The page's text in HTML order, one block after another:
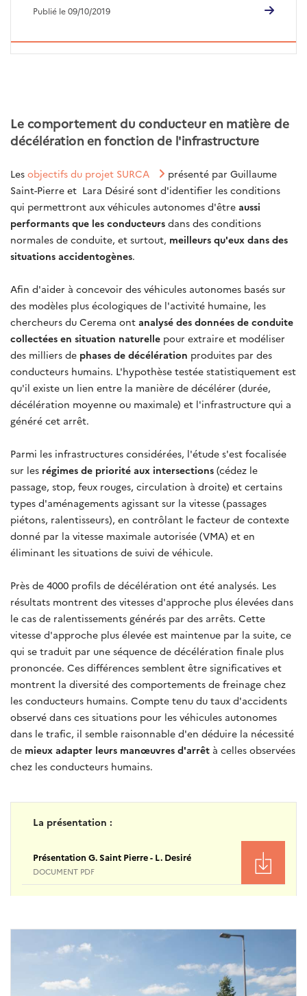
Publié le 09/10/2019
Le comportement du conducteur en matière de
décélération en fonction de l'infrastructure
Les objectifs du projet SURCA
présenté par Guillaume
Saint-Pierre et Lara Désiré sont d'identifier les conditions
qui permettront aux véhicules autonomes d'être aussi
performants que les conducteurs dans des conditions
normales de conduite, et surtout, meilleurs qu'eux dans des
situations accidentogènes.
Afin d'aider à concevoir des véhicules autonomes basés sur
des modèles plus écologiques de l'activité humaine, les
chercheurs du Cerema ont analysé des données de conduite
collectées en situation naturelle pour extraire et modéliser
des milliers de phases de décélération produites par des
conducteurs humains. L'hypothèse testée statistiquement est
qu'il existe un lien entre la manière de décélérer (durée,
décélération moyenne ou maximale) et l'infrastructure qui a
généré cet arrêt.
Parmi les infrastructures considérées, l'étude s'est focalisée
sur les régimes de priorité aux intersections (cédez le
passage, stop, feux rouges, circulation à droite) et certains
types d'aménagements agissant sur la vitesse (passages
piétons, ralentisseurs), en contrôlant le facteur de contexte
donné par la vitesse maximale autorisée (VMA) et en
éliminant les situations de suivi de véhicule.
Près de 4000 profils de décélération ont été analysés. Les
résultats montrent des vitesses d'approche plus élevées dans
le cas de ralentissements générés par des arrêts. Cette
vitesse d'approche plus élevée est maintenue par la suite, ce
qui se traduit par une séquence de décélération finale plus
prononcée. Ces différences semblent être significatives et
montrent la diversité des comportements de freinage chez
les conducteurs humains. Compte tenu du taux d'accidents
observé dans ces situations pour les véhicules autonomes
dans le trafic, il semble raisonnable d'en déduire la nécessité
de mieux adapter leurs manœuvres d'arrêt à celles observées
chez les conducteurs humains.
La présentation :
Présentation G. Saint Pierre - L. Desiré
DOCUMENT PDF